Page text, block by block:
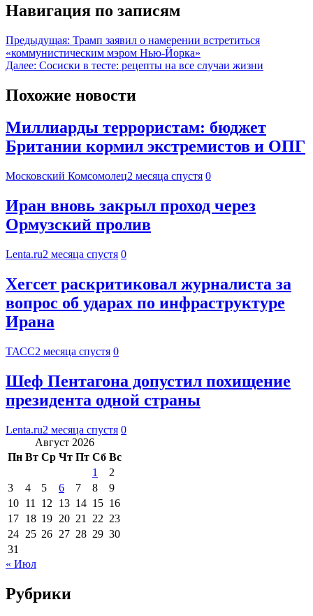
Навигация по записям
Предыдущая: Трамп заявил о намерении встретиться
«коммунистическим мэром Нью-Йорка»
Далее: Сосиски в тесте: рецепты на все случаи жизни
Похожие новости
Миллиарды террористам: бюджет
Британии кормил экстремистов и ОПГ
Московский Комсомолец2 месяца спустя 0
Иран вновь закрыл проход через
Ормузский пролив
Lenta.ru2 месяца спустя 0
Хегсет раскритиковал журналиста за
вопрос об ударах по инфраструктуре
Ирана
ТАСС2 месяца спустя 0
Шеф Пентагона допустил похищение
президента одной страны
Lenta.ru2 месяца спустя 0
Август 2026
Пн Вт Ср Чт Пт Сб Вс
1
2
3
4 5 6 7 8
9
10 11 12 13 14 15 16
17 18 19 20 21 22 23
24 25 26 27 28 29 30
31
« Июл
Рубрики